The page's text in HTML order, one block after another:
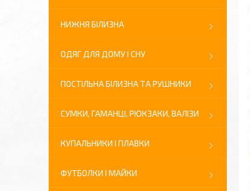
НИЖНЯ БІЛИЗНА
ОДЯГ ДЛЯ ДОМУ І СНУ
ПОСТІЛЬНА БІЛИЗНА ТА РУШНИКИ
СУМКИ, ГАМАНЦІ, РЮКЗАКИ, ВАЛІЗИ
КУПАЛЬНИКИ І ПЛАВКИ
ФУТБОЛКИ І МАЙКИ